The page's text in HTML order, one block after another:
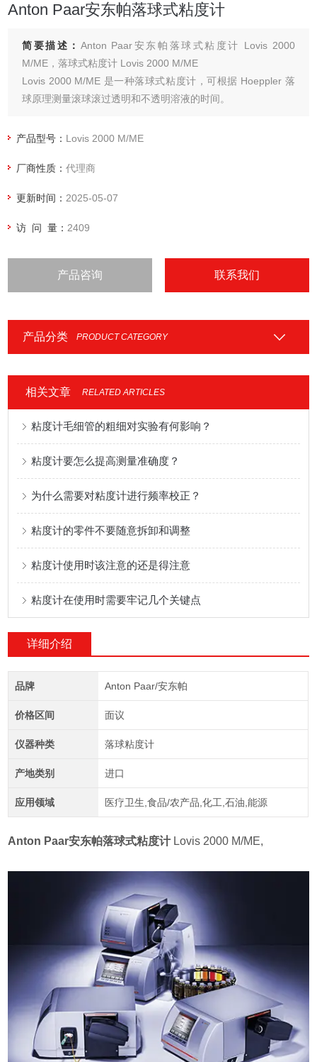
Anton Paar安东帕落球式粘度计
简要描述： Anton Paar安东帕落球式粘度计 Lovis 2000
M/ME，落球式粘度计 Lovis 2000 M/ME
Lovis 2000 M/ME 是一种落球式粘度计，可根据 Hoeppler 落
球原理测量滚球滚过透明和不透明溶液的时间。
产品型号： Lovis 2000 M/ME
厂商性质：代理商
更新时间： 2025-05-07
访 问 量： 2409
产品咨询 联系我们
产品分类 PRODUCT CATEGORY
相关文章 RELATED ARTICLES
粘度计毛细管的粗细对实验有何影响？
粘度计要怎么提高测量准确度？
为什么需要对粘度计进行频率校正？
粘度计的零件不要随意拆卸和调整
粘度计使用时该注意的还是得注意
粘度计在使用时需要牢记几个关键点
详细介绍
品牌 Anton Paar/安东帕
价格区间 面议
仪器种类 落球粘度计
产地类别 进口
应用领域 医疗卫生,食品/农产品,化工,石油,能源
Anton Paar安东帕落球式粘度计Lovis 2000 M/ME,